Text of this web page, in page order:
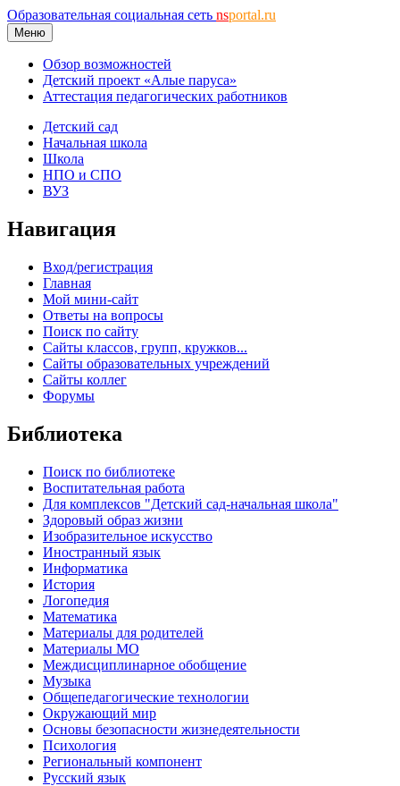
Образовательная социальная сеть nsportal.ru
Меню
Обзор возможностей
Детский проект «Алые паруса»
Аттестация педагогических работников
Детский сад
Начальная школа
Школа
НПО и СПО
ВУЗ
Навигация
Вход/регистрация
Главная
Мой мини-сайт
Ответы на вопросы
Поиск по сайту
Сайты классов, групп, кружков...
Сайты образовательных учреждений
Сайты коллег
Форумы
Библиотека
Поиск по библиотеке
Воспитательная работа
Для комплексов "Детский сад-начальная школа"
Здоровый образ жизни
Изобразительное искусство
Иностранный язык
Информатика
История
Логопедия
Математика
Материалы для родителей
Материалы МО
Междисциплинарное обобщение
Музыка
Общепедагогические технологии
Окружающий мир
Основы безопасности жизнедеятельности
Психология
Региональный компонент
Русский язык